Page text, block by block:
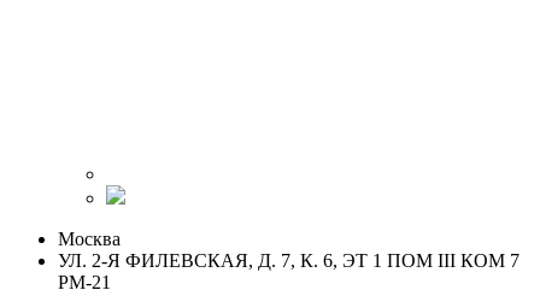
Москва
УЛ. 2-Я ФИЛЕВСКАЯ, Д. 7, К. 6, ЭТ 1 ПОМ III КОМ 7
РМ-21